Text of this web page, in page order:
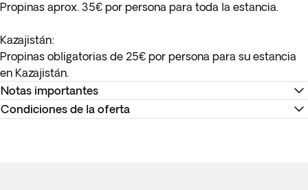
Propinas aprox. 35€ por persona para toda la estancia.
Kazajistán:
Propinas obligatorias de 25€ por persona para su estancia
en Kazajistán.
Notas importantes
* Los vuelos nacionales tienen una franquicia de equipaje de
Condiciones de la oferta